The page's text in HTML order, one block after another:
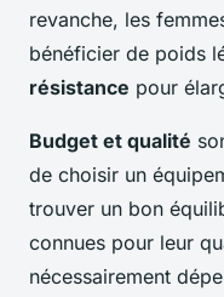
revanche, les
bénéficier de poids
résistance pour
Budget et qualité
de choisir un
trouver un bon
connues pour leur
nécessairement